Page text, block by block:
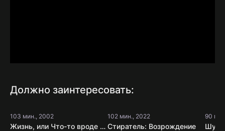
Должно заинтересовать:
103 мин., 2002
Жизнь, или Что-то вроде того
102 мин., 2022
Стиратель: Возрождение
90